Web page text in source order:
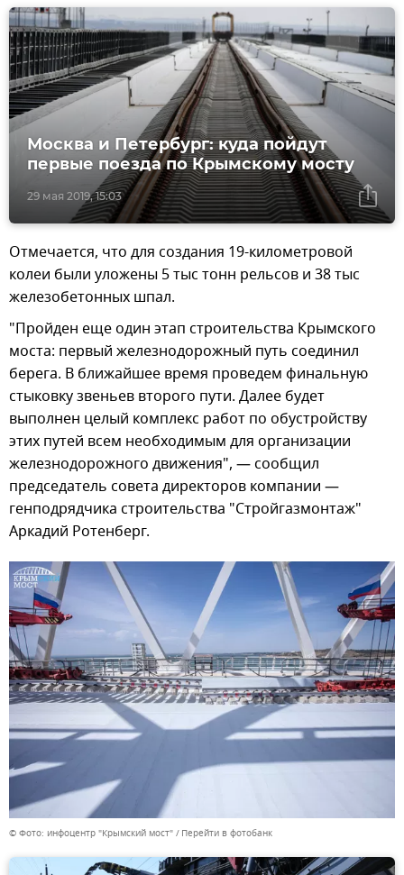
29 мая 2019, 15:03
Москва и Петербург: куда пойдут
первые поезда по Крымскому мосту
Отмечается, что для создания 19-километровой
колеи были уложены 5 тыс тонн рельсов и 38 тыс
железобетонных шпал.
"Пройден еще один этап строительства Крымского
моста: первый железнодорожный путь соединил
берега. В ближайшее время проведем финальную
стыковку звеньев второго пути. Далее будет
выполнен целый комплекс работ по обустройству
этих путей всем необходимым для организации
железнодорожного движения", — сообщил
председатель совета директоров компании —
генподрядчика строительства "Стройгазмонтаж"
Аркадий Ротенберг.
© Фото: инфоцентр "Крымский мост" Перейти в фотобанк